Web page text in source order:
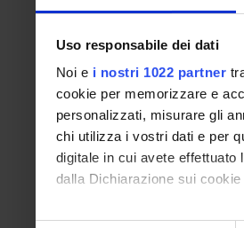
Uso responsabile dei dati
Noi e i nostri 1022 partner
cookie per memorizzare e
personalizzati, misurare gli
chi utilizza i vostri dati e per
digitale in cui avete
dalla Dichiarazione sui
Con il tuo consenso,
trattamento dei dati
tradizionale,
Bibliografia
Vai alla
Modalità